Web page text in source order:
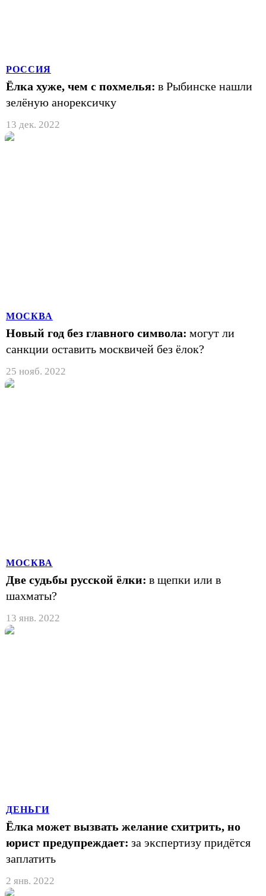
РОССИЯ
Ёлка хуже, чем с похмелья: в Рыбинске нашли
зелёную анорексичку
13 дек. 2022
МОСКВА
Новый год без главного символа: могут ли
санкции оставить москвичей без ёлок?
25 нояб. 2022
МОСКВА
Две судьбы русской ёлки: в щепки или в
шахматы?
13 янв. 2022
ДЕНЬГИ
Ёлка может вызвать желание схитрить, но
юрист предупреждает: за экспертизу придётся
заплатить
2 янв. 2022